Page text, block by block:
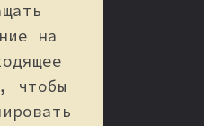
на
чтобы